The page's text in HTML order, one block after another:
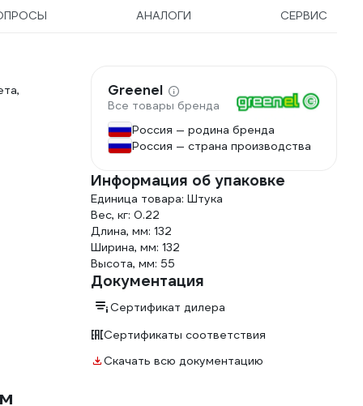
АНАЛОГИ СЕРВИС
Greenel
Все товары бренда
Россия — родина бренда
Россия — страна производства
Информация об упаковке
Единица товара: Штука
Вес, кг: 0.22
Длина, мм: 132
Ширина, мм: 132
Высота, мм: 55
Документация
Сертификат дилера
Сертификаты соответствия
Скачать всю документацию